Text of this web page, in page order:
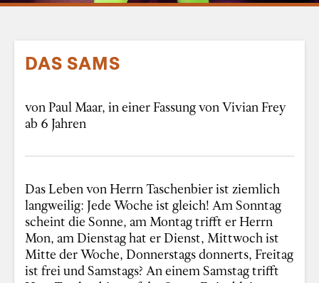
DAS SAMS
von Paul Maar, in einer Fassung von Vivian Frey
ab 6 Jahren
Das Leben von Herrn Taschenbier ist ziemlich
langweilig: Jede Woche ist gleich! Am Sonntag
scheint die Sonne, am Montag trifft er Herrn
Mon, am Dienstag hat er Dienst, Mittwoch ist
Mitte der Woche, Donnerstags donnerts, Freitag
ist frei und Samstags? An einem Samstag trifft